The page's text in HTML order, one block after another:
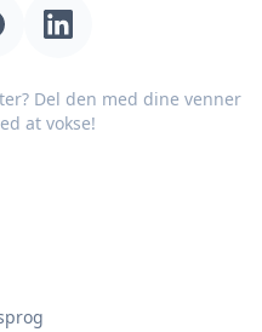
Del den med dine venner
at vokse!